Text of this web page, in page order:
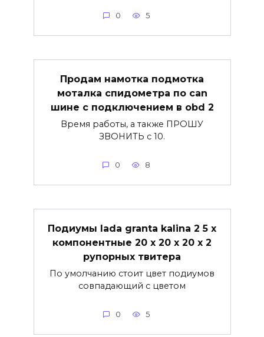
0 5
Продам намотка подмотка
моталка спидометра по can
шине с подключением в obd 2
Время работы, а также ПРОШУ
ЗВОНИТЬ с 10.
0 8
Подиумы lada granta kalina 2 5 х
компонентные 20 х 20 х 20 х 2
рупорных твитера
По умолчанию стоит цвет подиумов
совпадающий с цветом
0 5